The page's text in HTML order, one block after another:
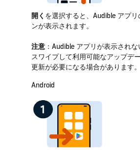
開く を選択すると、Audible アプリ
ンが表示されます。
注意：Audible アプリが表示され
スワイプして利用可能なアップデ
更新が必要になる場合があります。
Android